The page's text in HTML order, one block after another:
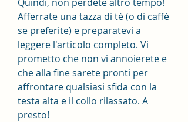
Afferrate una tazza di tè (o di caffè
se preferite) e preparatevi a
leggere l'articolo completo. Vi
prometto che non vi annoierete e
che alla fine sarete pronti per
affrontare qualsiasi sfida con la
testa alta e il collo rilassato. A
presto!